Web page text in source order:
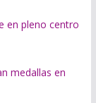
en pleno centro
medallas en